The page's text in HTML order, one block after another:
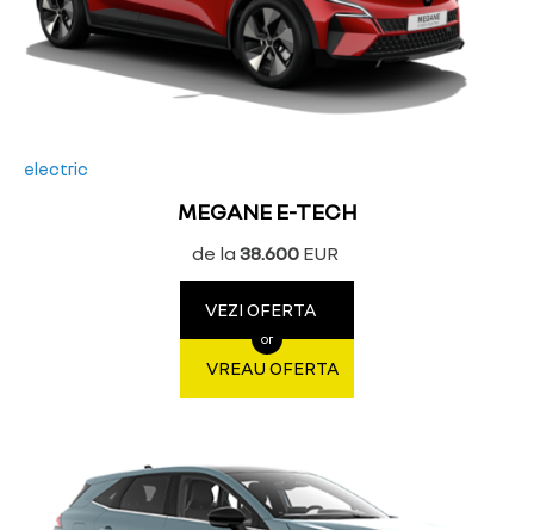
electric
MEGANE E-TECH
de la 38.600 EUR
VEZI OFERTA
or
VREAU OFERTA